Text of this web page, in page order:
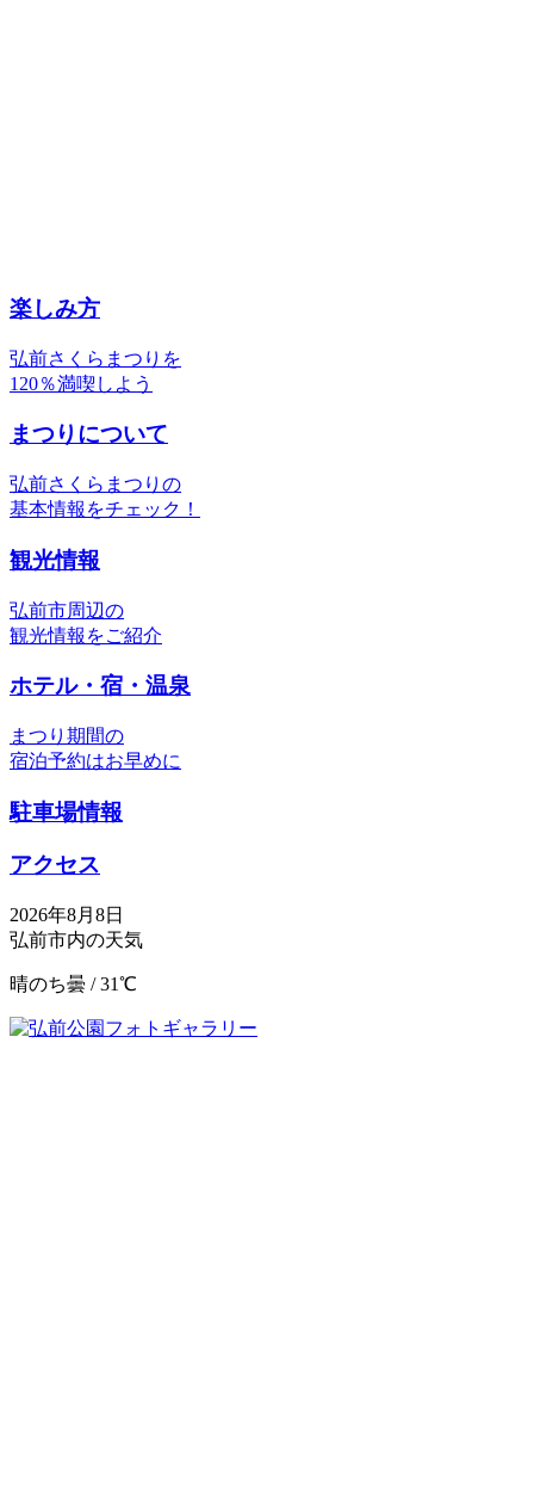
楽しみ方
弘前さくらまつりを
120％満喫しよう
まつりについて
弘前さくらまつりの
基本情報をチェック！
観光情報
弘前市周辺の
観光情報をご紹介
ホテル・宿・温泉
まつり期間の
宿泊予約はお早めに
駐車場情報
アクセス
2026年8月8日
弘前市内の天気
晴のち曇 / 31℃